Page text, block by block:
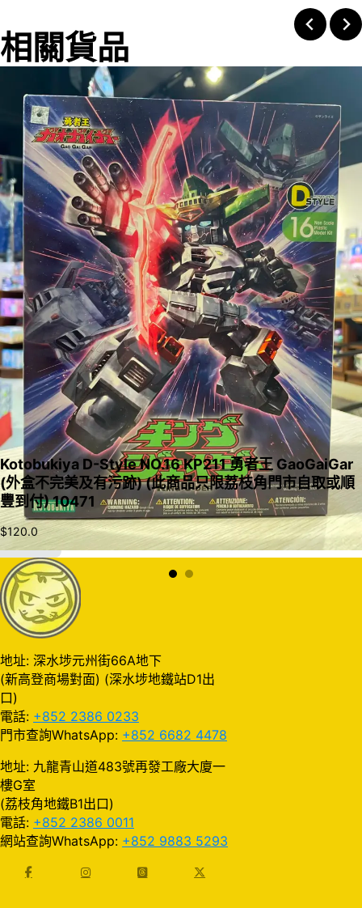
相關貨品
入購物車
Kotobukiya D-Style NO.16 KP211 勇者王 GaoGaiGar
(外盒不完美及有污跡) (此商品只限荔枝角門市自取或順
豐到付) 10471
$120.0
地址: 深水埗元州街66A地下
(新高登商場對面) (深水埗地鐵站D1出
口)
電話: +852 2386 0233
門市查詢WhatsApp: +852 6682 4478
地址: 九龍青山道483號再發工廠大廈一
樓G室
(荔枝角地鐵B1出口)
電話: +852 2386 0011
網站查詢WhatsApp: +852 9883 5293